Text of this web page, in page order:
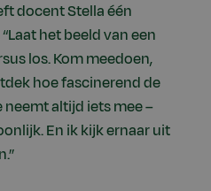
docent Stella één
het beeld van een
los. Kom meedoen,
hoe fascinerend de
neemt altijd iets mee –
En ik kijk ernaar uit